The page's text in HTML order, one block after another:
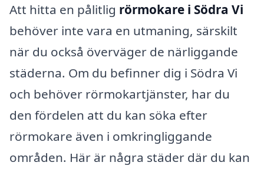
Att hitta en pålitlig rörmokare i Södra Vi
behöver inte vara en utmaning, särskilt
när du också överväger de närliggande
städerna. Om du befinner dig i Södra Vi
och behöver rörmokartjänster, har du
den fördelen att du kan söka efter
rörmokare även i omkringliggande
områden. Här är några städer där du kan